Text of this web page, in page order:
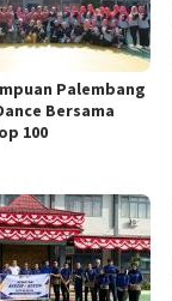
Palembang
Bersama
100